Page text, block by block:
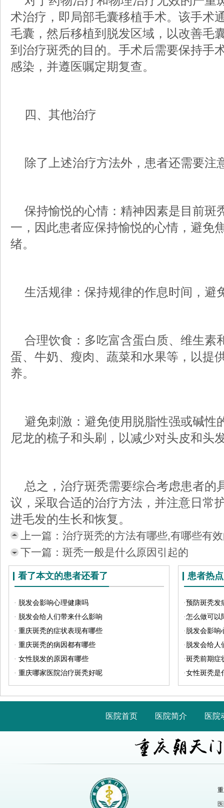
术治疗，即局部毛囊移植手术。该手术
毛囊，然后移植到脱发区域，以改善毛
到治疗斑秃的目的。手术后需要保持手
感染，并遵医嘱定期复查。
四、其他治疗
除了上述治疗方法外，患者还需要注
保持愉悦的心情：精神因素是目前斑
一，因此患者应保持愉悦的心情，避免
绪。
生活规律：保持规律的作息时间，避
合理饮食：多吃富含蛋白质、维生素
蛋、牛奶、瘦肉、蔬菜和水果等，以提
养。
避免刺激：避免使用脱脂性强或碱性
尼龙的梳子和头刷，以减少对头皮和头
总之，治疗斑秃需要综合考虑患者的
议，采取合适的治疗方法，并注意日常
进毛发的生长和恢复。
上一篇： 治疗斑秃的方法有哪些,有哪些有
下一篇： 斑秃一般是什么原因引起的
看了本文的患者还看了
· 脱发会影响心理健康吗
· 脱发会给人们带来什么影响
· 重庆斑秃的症状表现有哪些
· 重庆斑秃的病因都有哪些
· 女性脱发的原因有哪些
· 重庆哪家医院治疗斑秃好呢
患者热
·预防斑秃发
·怎么做可以
· 脱发会影响
· 脱发会给人
·斑秃前期症
·女性斑秃是
医院首页 医院简介 医院